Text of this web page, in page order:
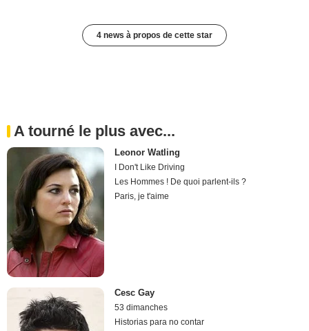
4 news à propos de cette star
A tourné le plus avec...
Leonor Watling
I Don't Like Driving
Les Hommes ! De quoi parlent-ils ?
Paris, je t'aime
Cesc Gay
53 dimanches
Historias para no contar